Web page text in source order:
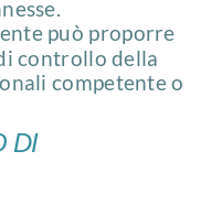
può proporre
controllo della
competente o
DI